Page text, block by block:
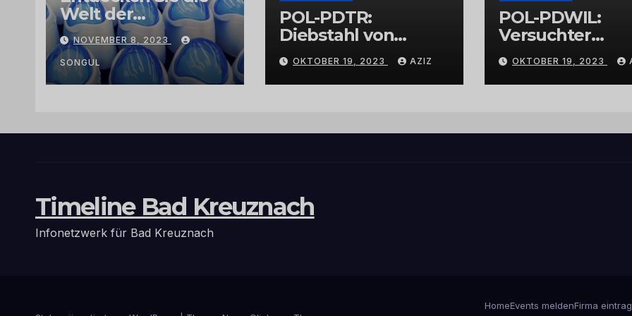
Welt der
Exklusivität:
Arganöl,
Kaktusfeigenkernöl
und
vertrauenswürdige
NOVEMBER 8, 2023
SONGUL
POL-PDTR:
Diebstahl von
Grabschmuck
OKTOBER 19, 2023 AZIZ
POL-PDWIL:
Versuchter
Einbruch im
Gewerbegebiet
Wittlich
OKTOBER 19, 2023
Timeline Bad Kreuznach
Infonetzwerk für Bad Kreuznach
HomeEvents meldenFirma